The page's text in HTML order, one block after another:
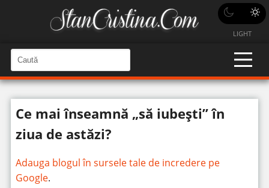
LIGHT
a
u
t
C
a
u
î
n
i
t
Ce mai înseamnă „să iubești” în
ziua de astăzi?
Adauga blogul în sursele tale de incredere pe
Google.